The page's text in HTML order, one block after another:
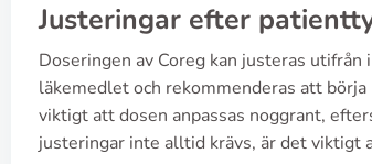
Justeringar efter
Doseringen av Coreg kan justeras
läkemedlet och rekommenderas att
viktigt att dosen anpassas noggrant,
justeringar inte alltid krävs, är det viktigt